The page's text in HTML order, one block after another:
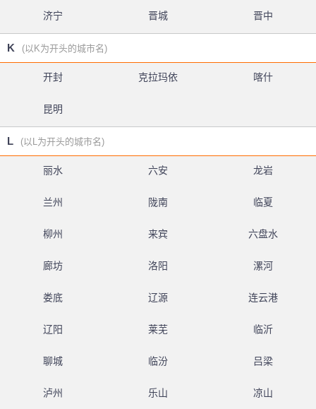
济宁 晋城 晋中
K (以K为开头的城市名)
开封 克拉玛依 喀什
昆明
L (以L为开头的城市名)
丽水 六安 龙岩
兰州 陇南 临夏
柳州 来宾 六盘水
廊坊 洛阳 漯河
娄底 辽源 连云港
辽阳 莱芜 临沂
聊城 临汾 吕梁
泸州 乐山 凉山